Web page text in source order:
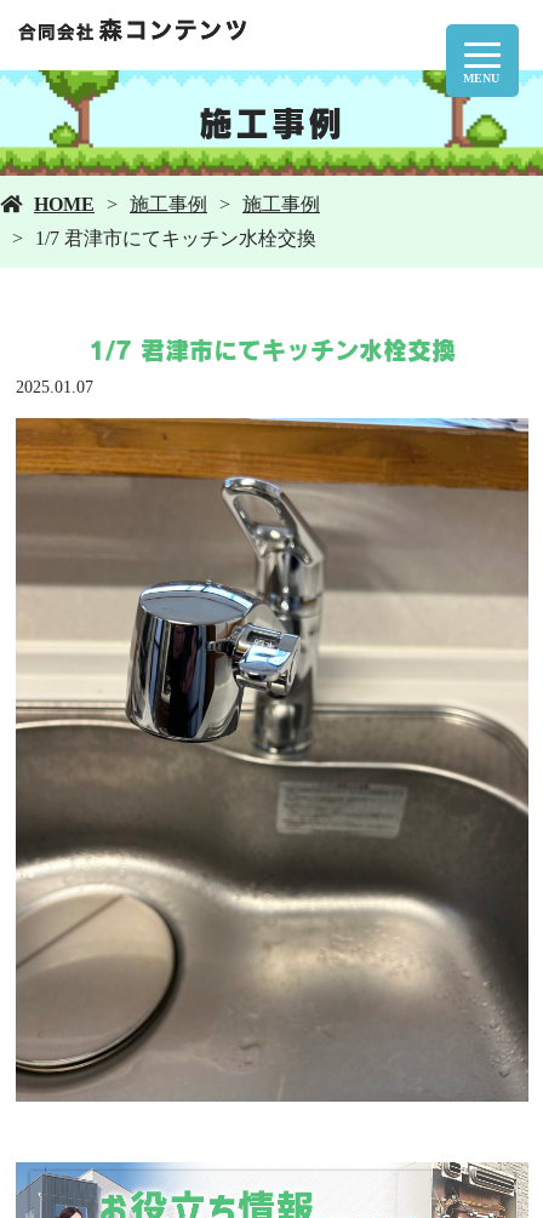
MENU
施工事例
HOME 施工事例
施工事例
1/7 君津市にてキッチン水栓交換
1/7 君津市にてキッチン水栓交換
2025.01.07